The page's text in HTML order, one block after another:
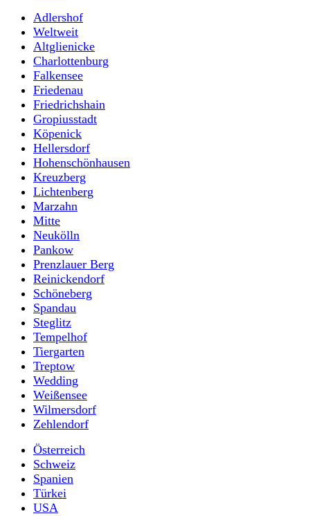
Adlershof
Weltweit
Altglienicke
Charlottenburg
Falkensee
Friedenau
Friedrichshain
Gropiusstadt
Köpenick
Hellersdorf
Hohenschönhausen
Kreuzberg
Lichtenberg
Marzahn
Mitte
Neukölln
Pankow
Prenzlauer Berg
Reinickendorf
Schöneberg
Spandau
Steglitz
Tempelhof
Tiergarten
Treptow
Wedding
Weißensee
Wilmersdorf
Zehlendorf
Österreich
Schweiz
Spanien
Türkei
USA